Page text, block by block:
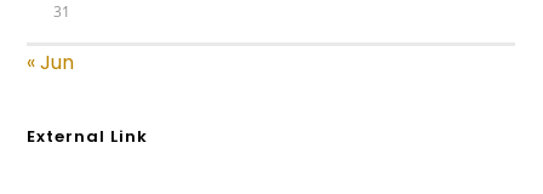
31
« Jun
External Link